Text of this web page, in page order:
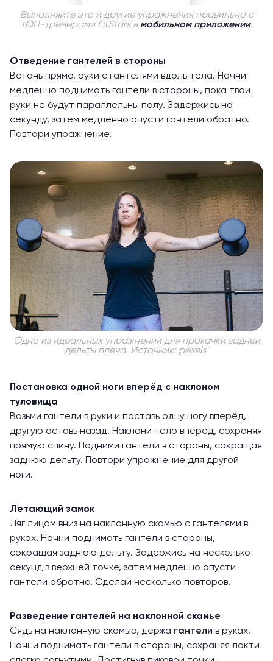
Выполняйте это и другие упражнения правильно с
ТОП-тренерами FitStars в мобильном приложении
Отведение гантелей в стороны
Встань прямо, руки с гантелями вдоль тела. Начни
медленно поднимать гантели в стороны, пока твои
руки не будут параллельны полу. Задержись на
секунду, затем медленно опусти гантели обратно.
Повтори упражнение.
Одно из идеальных упражнений для прокачки задней
дельты плеча. Источник: pexels
Постановка одной ноги вперёд с наклоном
туловища
Возьми гантели в руки и поставь одну ногу вперёд,
другую оставь назад. Наклони тело вперёд, сохраняя
прямую спину. Подними гантели в стороны, сокращая
заднюю дельту. Повтори упражнение для другой
ноги.
Летающий замок
Ляг лицом вниз на наклонную скамью с гантелями в
руках. Начни поднимать гантели в стороны,
сокращая заднюю дельту. Задержись на несколько
секунд в верхней точке, затем медленно опусти
гантели обратно. Сделай несколько повторов.
Разведение гантелей на наклонной скамье
Сядь на наклонную скамью, держа гантели в руках.
Начни поднимать гантели в стороны, сохраняя локти